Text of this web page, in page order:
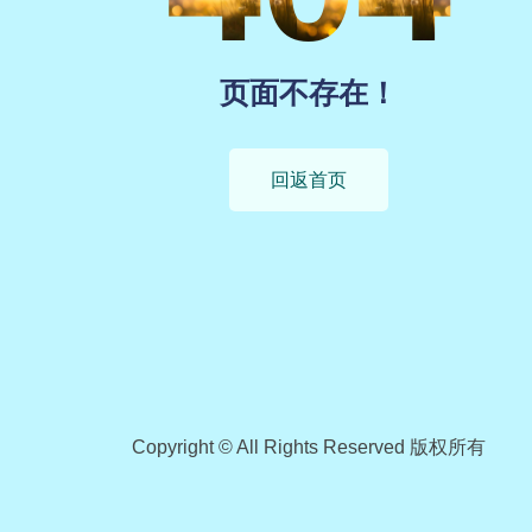
页面不存在！
回返首页
Copyright © All Rights Reserved 版权所有